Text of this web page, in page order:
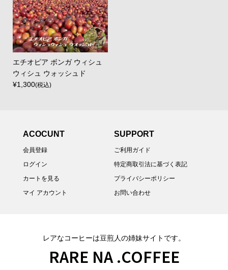
エチオピア ボンガ ウィシュ
ウィシュ ウォッシュド
¥1,300(税込)
ACOCUNT
会員登録
ログイン
カートを見る
マイ アカウント
SUPPORT
ご利用ガイド
特定商取引法に基づく表記
プライバシーポリシー
お問い合わせ
レアなコーヒーは豆煎人の姉妹サイトです。
RARE NA .COFFEE